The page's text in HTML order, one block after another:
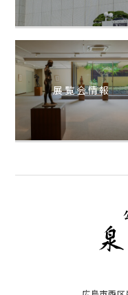
展覧会情報